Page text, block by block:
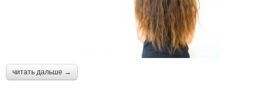
читать дальше →